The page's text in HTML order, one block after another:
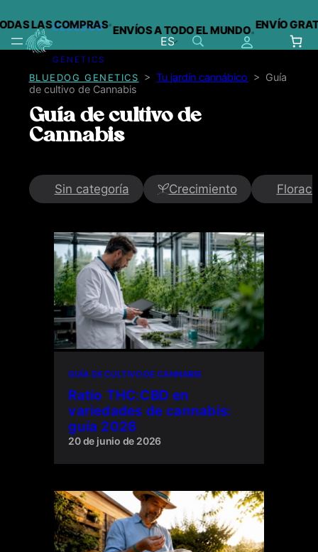
contenido
LAS COMPRAS·ENVÍOS A TODO EL MUNDO·ENVÍO
BLUEDOG
GENETICS
ES
BLUEDOG GENETICS >Tu jardín cannábico > Guía
de cultivo de Cannabis
Guía de cultivo de
Cannabis
Sin categoría Crecimiento
GUÍA DE CULTIVO DE CANNABIS
Ratio THC:CBD en
variedades de cannabis:
guía 2026
20 de junio de 2026